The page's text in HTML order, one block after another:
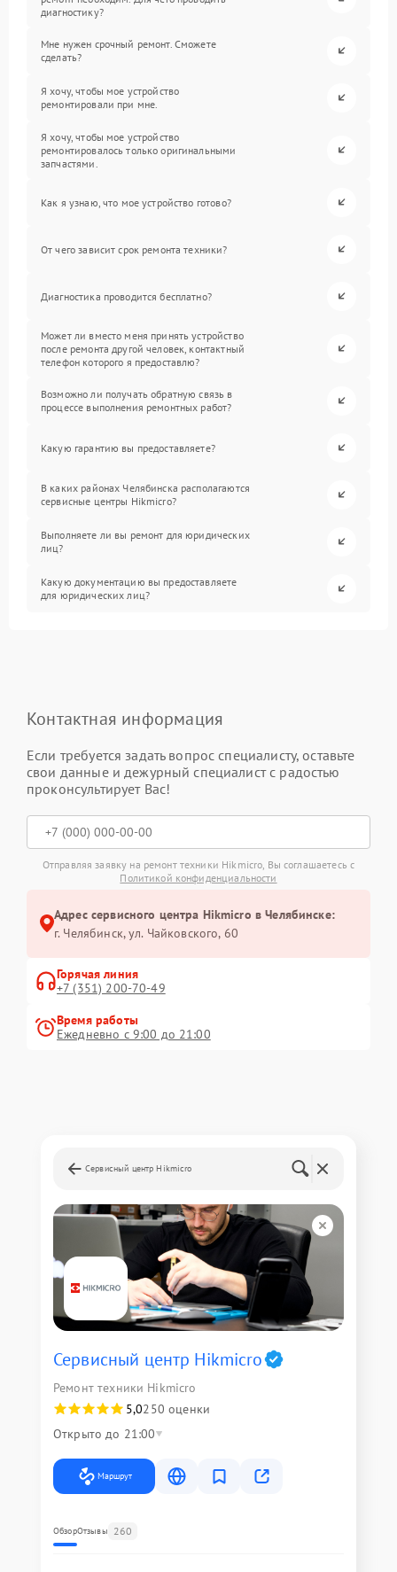
диагностику?
Мне нужен срочный ремонт. Сможете
сделать?
Я хочу, чтобы мое устройство
ремонтировали при мне.
Я хочу, чтобы мое устройство
ремонтировалось только оригинальными
запчастями.
Как я узнаю, что мое устройство готово?
От чего зависит срок ремонта техники?
Диагностика проводится бесплатно?
Может ли вместо меня принять устройство
после ремонта другой человек, контактный
телефон которого я предоставлю?
Возможно ли получать обратную связь в
процессе выполнения ремонтных работ?
Какую гарантию вы предоставляете?
В каких районах Челябинска располагаются
сервисные центры Hikmicro?
Выполняете ли вы ремонт для юридических
лиц?
Какую документацию вы предоставляете
для юридических лиц?
Контактная информация
Если требуется задать вопрос специалисту, оставьте
свои данные и дежурный специалист с радостью
проконсультирует Вас!
Отправляя заявку на ремонт техники Hikmicro, Вы соглашаетесь с
Политикой конфиденциальности
Адрес сервисного центра Hikmicro в Челябинске:
г. Челябинск, ул. Чайковского, 60
Горячая линия
+7 (351) 200-70-49
Время работы
Ежедневно с 9:00 до 21:00
Сервисный центр Hikmicro
Сервисный центр Hikmicro
Ремонт техники Hikmicro
5,0250 оценки
Открыто до 21:00
Маршрут
ОбзорОтзывы 260